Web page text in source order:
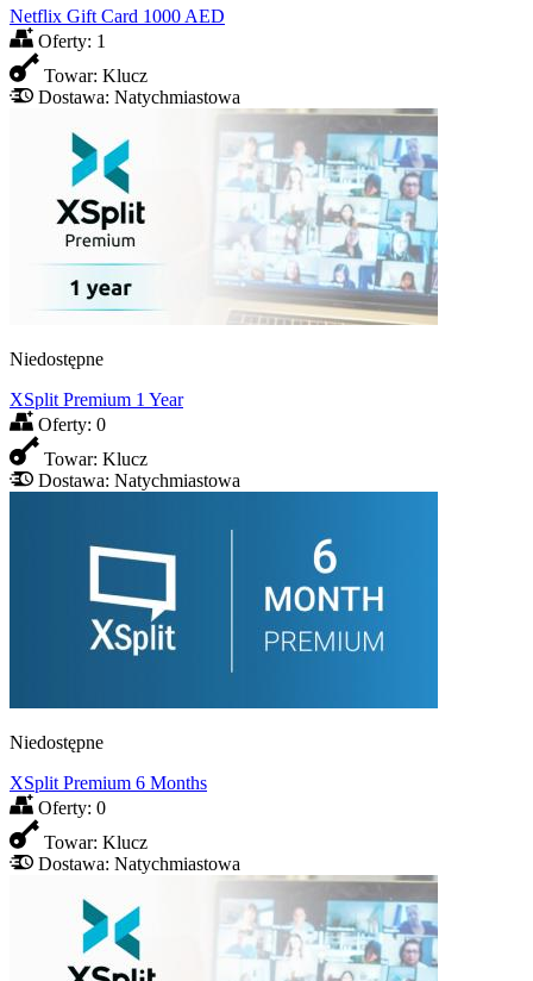
Netflix Gift Card 1000 AED
Oferty: 1
Towar: Klucz
Dostawa: Natychmiastowa
Niedostępne
XSplit Premium 1 Year
Oferty: 0
Towar: Klucz
Dostawa: Natychmiastowa
Niedostępne
XSplit Premium 6 Months
Oferty: 0
Towar: Klucz
Dostawa: Natychmiastowa